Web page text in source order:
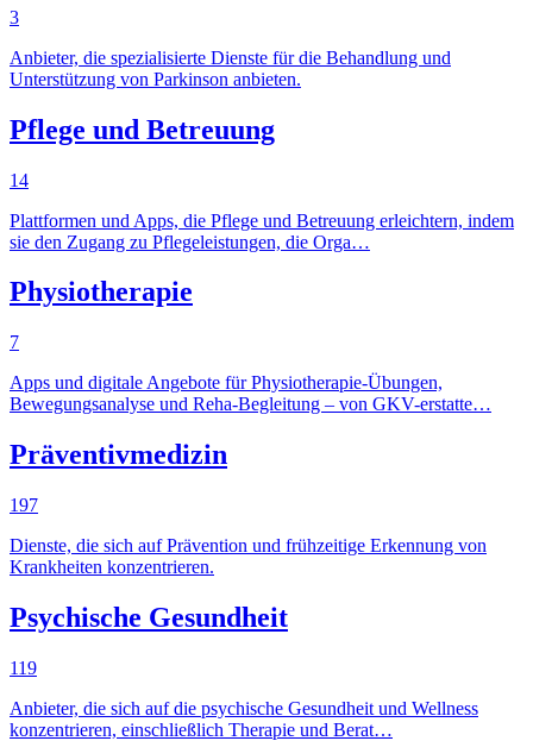
3
Anbieter, die spezialisierte Dienste für die Behandlung und
Unterstützung von Parkinson anbieten.
Pflege und Betreuung
14
Plattformen und Apps, die Pflege und Betreuung erleichtern, indem
sie den Zugang zu Pflegeleistungen, die Orga…
Physiotherapie
7
Apps und digitale Angebote für Physiotherapie-Übungen,
Bewegungsanalyse und Reha-Begleitung – von GKV-erstatte…
Präventivmedizin
197
Dienste, die sich auf Prävention und frühzeitige Erkennung von
Krankheiten konzentrieren.
Psychische Gesundheit
119
Anbieter, die sich auf die psychische Gesundheit und Wellness
konzentrieren, einschließlich Therapie und Berat…